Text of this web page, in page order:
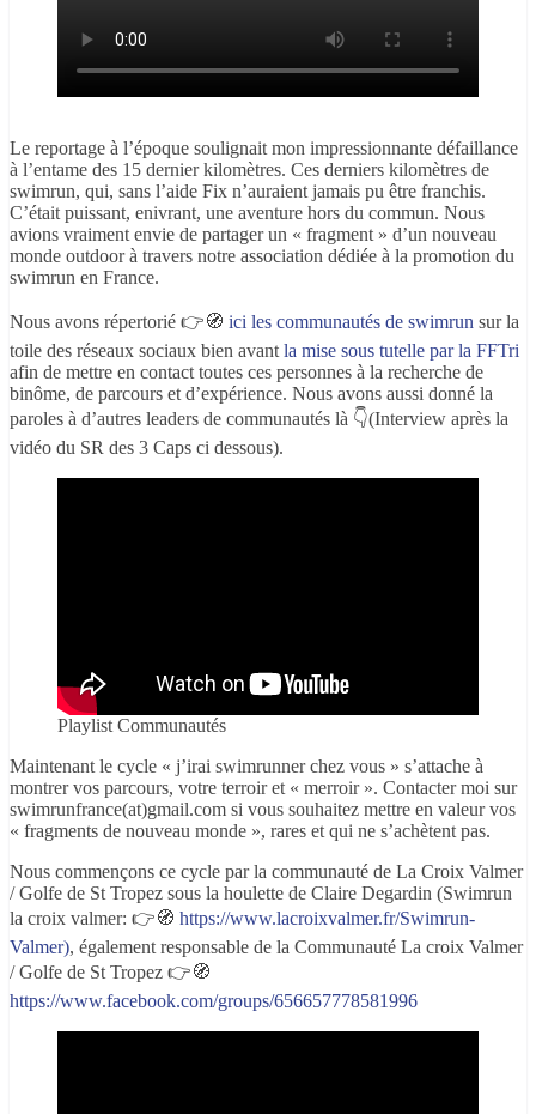
Le reportage à l’époque soulignait mon impressionnante défaillance
à l’entame des 15 dernier kilomètres. Ces derniers kilomètres de
swimrun, qui, sans l’aide Fix n’auraient jamais pu être franchis.
C’était puissant, enivrant, une aventure hors du commun. Nous
avions vraiment envie de partager un « fragment » d’un nouveau
monde outdoor à travers notre association dédiée à la promotion du
swimrun en France.
Nous avons répertorié 👉🧭 ici les communautés de swimrun sur la
toile des réseaux sociaux bien avant la mise sous tutelle par la FFTri
afin de mettre en contact toutes ces personnes à la recherche de
binôme, de parcours et d’expérience. Nous avons aussi donné la
paroles à d’autres leaders de communautés là 👇(Interview après la
vidéo du SR des 3 Caps ci dessous).
Playlist Communautés
Maintenant le cycle « j’irai swimrunner chez vous » s’attache à
montrer vos parcours, votre terroir et « merroir ». Contacter moi sur
swimrunfrance(at)gmail.com si vous souhaitez mettre en valeur vos
« fragments de nouveau monde », rares et qui ne s’achètent pas.
Nous commençons ce cycle par la communauté de La Croix Valmer
/ Golfe de St Tropez sous la houlette de Claire Degardin (Swimrun
la croix valmer: 👉🧭 https://www.lacroixvalmer.fr/Swimrun-
Valmer), également responsable de la Communauté La croix Valmer
/ Golfe de St Tropez 👉🧭
https://www.facebook.com/groups/656657778581996